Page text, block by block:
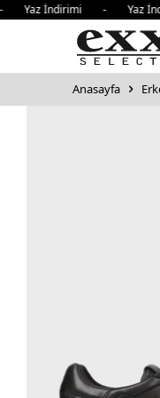
İndirimi - Yaz
Anasayfa